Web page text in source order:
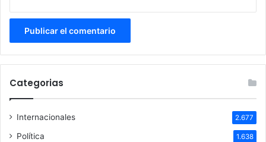
Categorias
Internacionales 2.677
Política 1.638